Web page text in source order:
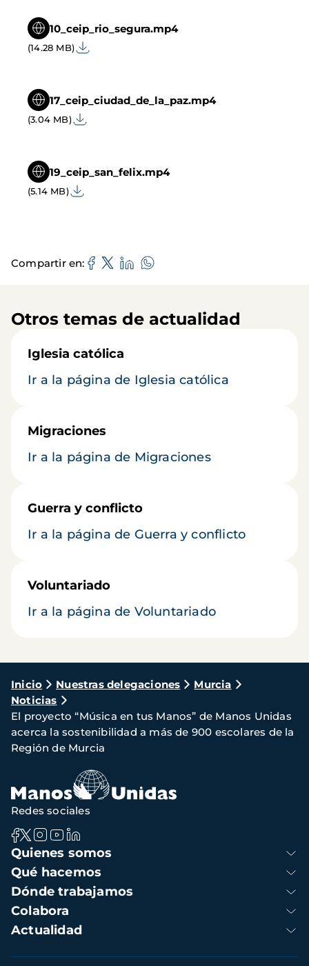
10_ceip_rio_segura.mp4
(14.28 MB)
17_ceip_ciudad_de_la_paz.mp4
(3.04 MB)
19_ceip_san_felix.mp4
(5.14 MB)
Compartir en
Otros temas de actualidad
Iglesia católica
Ir a la página de Iglesia católica
Migraciones
Ir a la página de Migraciones
Guerra y conflicto
Ir a la página de Guerra y conflicto
Voluntariado
Ir a la página de Voluntariado
Ruta
de
navegación
Inicio Nuestras delegaciones
Murcia
Noticias
El proyecto “Música en tus Manos” de Manos Unidas
acerca la sostenibilidad a más de 900 escolares de la
Región de Murcia
Navegación
principal
Quienes somos
Qué hacemos
Dónde trabajamos
Colabora
Actualidad
Redes sociales